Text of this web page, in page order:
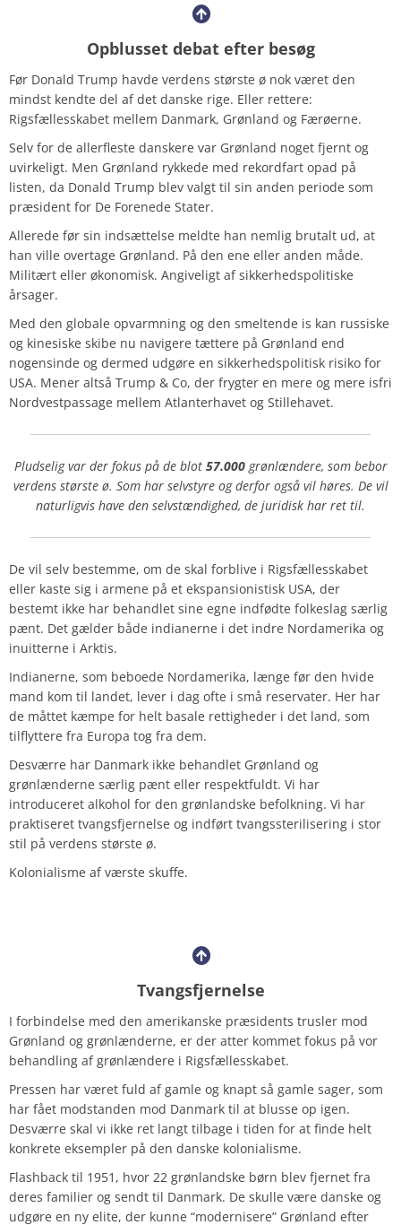
Opblusset debat efter besøg
Før Donald Trump havde verdens største ø nok været den
mindst kendte del af det danske rige. Eller rettere:
Rigsfællesskabet mellem Danmark, Grønland og Færøerne.
Selv for de allerfleste danskere var Grønland noget fjernt og
uvirkeligt. Men Grønland rykkede med rekordfart opad på
listen, da Donald Trump blev valgt til sin anden periode som
præsident for De Forenede Stater.
Allerede før sin indsættelse meldte han nemlig brutalt ud, at
han ville overtage Grønland. På den ene eller anden måde.
Militært eller økonomisk. Angiveligt af sikkerhedspolitiske
årsager.
Med den globale opvarmning og den smeltende is kan russiske
og kinesiske skibe nu navigere tættere på Grønland end
nogensinde og dermed udgøre en sikkerhedspolitisk risiko for
USA. Mener altså Trump & Co, der frygter en mere og mere isfri
Nordvestpassage mellem Atlanterhavet og Stillehavet.
Pludselig var der fokus på de blot 57.000grønlændere, som bebor
verdens største ø. Som har selvstyre og derfor også vil høres. De vil
naturligvis have den selvstændighed, de juridisk har ret til.
De vil selv bestemme, om de skal forblive i Rigsfællesskabet
eller kaste sig i armene på et ekspansionistisk USA, der
bestemt ikke har behandlet sine egne indfødte folkeslag særlig
pænt. Det gælder både indianerne i det indre Nordamerika og
inuitterne i Arktis.
Indianerne, som beboede Nordamerika, længe før den hvide
mand kom til landet, lever i dag ofte i små reservater. Her har
de måttet kæmpe for helt basale rettigheder i det land, som
tilflyttere fra Europa tog fra dem.
Desværre har Danmark ikke behandlet Grønland og
grønlænderne særlig pænt eller respektfuldt. Vi har
introduceret alkohol for den grønlandske befolkning. Vi har
praktiseret tvangsfjernelse og indført tvangssterilisering i stor
stil på verdens største ø.
Kolonialisme af værste skuffe.
Tvangsfjernelse
I forbindelse med den amerikanske præsidents trusler mod
Grønland og grønlænderne, er der atter kommet fokus på vor
behandling af grønlændere i Rigsfællesskabet.
Pressen har været fuld af gamle og knapt så gamle sager, som
har fået modstanden mod Danmark til at blusse op igen.
Desværre skal vi ikke ret langt tilbage i tiden for at finde helt
konkrete eksempler på den danske kolonialisme.
Flashback til 1951, hvor 22 grønlandske børn blev fjernet fra
deres familier og sendt til Danmark. De skulle være danske og
udgøre en ny elite, der kunne “modernisere” Grønland efter